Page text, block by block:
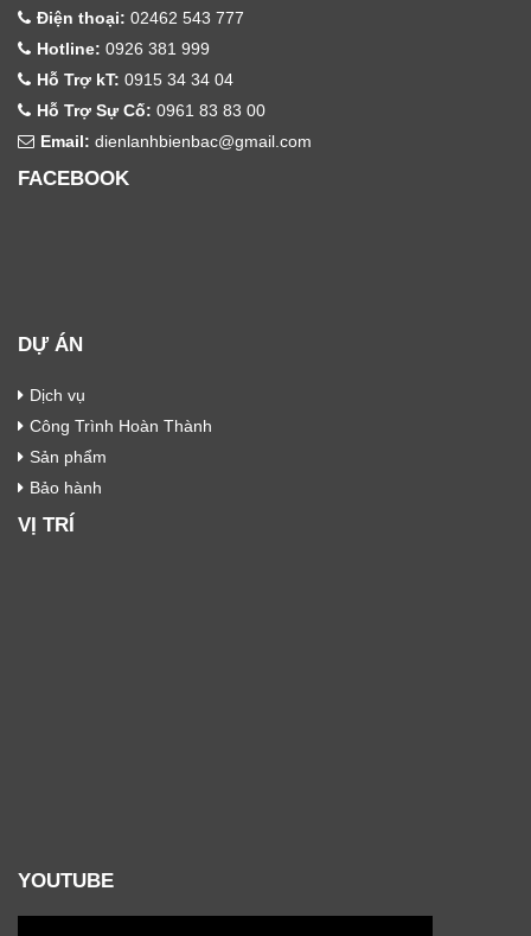
Điện thoại: 02462 543 777
Hotline: 0926 381 999
Hỗ Trợ kT: 0915 34 34 04
Hỗ Trợ Sự Cố: 0961 83 83 00
Email: dienlanhbienbac@gmail.com
FACEBOOK
DỰ ÁN
Dịch vụ
Công Trình Hoàn Thành
Sản phẩm
Bảo hành
VỊ TRÍ
YOUTUBE